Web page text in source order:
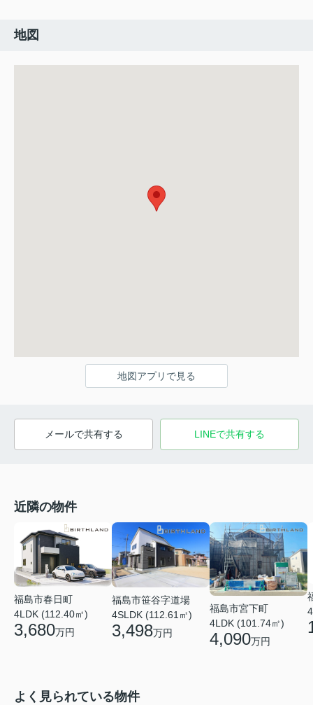
地図
地図アプリで見る
メールで共有する LINEで共有する
近隣の物件
福島市春日町
4LDK (112.40㎡)
3,680万円
福島市笹谷字道場
4SLDK (112.61㎡)
3,498万円
福島市宮下町
4LDK (101.74㎡)
4,090万円
よく見られている物件